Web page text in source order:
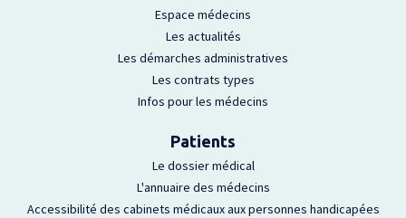
Espace médecins
Les actualités
Les démarches administratives
Les contrats types
Infos pour les médecins
Patients
Le dossier médical
L'annuaire des médecins
Accessibilité des cabinets médicaux aux personnes handicapées